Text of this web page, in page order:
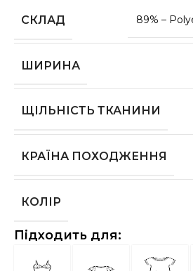
СКЛАД 89% –
ШИРИНА
ЩІЛЬНІСТЬ ТКАНИНИ
КРАЇНА ПОХОДЖЕННЯ
КОЛІР
Підходить для: